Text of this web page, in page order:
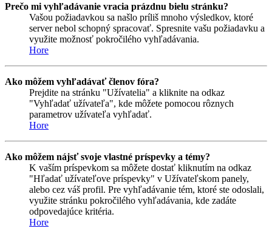
Prečo mi vyhľadávanie vracia prázdnu bielu stránku?
Vašou požiadavkou sa našlo príliš mnoho výsledkov, ktoré
server nebol schopný spracovať. Spresnite vašu požiadavku a
využite možnosť pokročilého vyhľadávania.
Hore
Ako môžem vyhľadávať členov fóra?
Prejdite na stránku "Užívatelia" a kliknite na odkaz
"Vyhľadať užívateľa", kde môžete pomocou rôznych
parametrov užívateľa vyhľadať.
Hore
Ako môžem nájsť svoje vlastné príspevky a témy?
K vaším príspevkom sa môžete dostať kliknutím na odkaz
"Hľadať užívateľove príspevky" v Užívateľskom panely,
alebo cez váš profil. Pre vyhľadávanie tém, ktoré ste odoslali,
využite stránku pokročilého vyhľadávania, kde zadáte
odpovedajúce kritéria.
Hore